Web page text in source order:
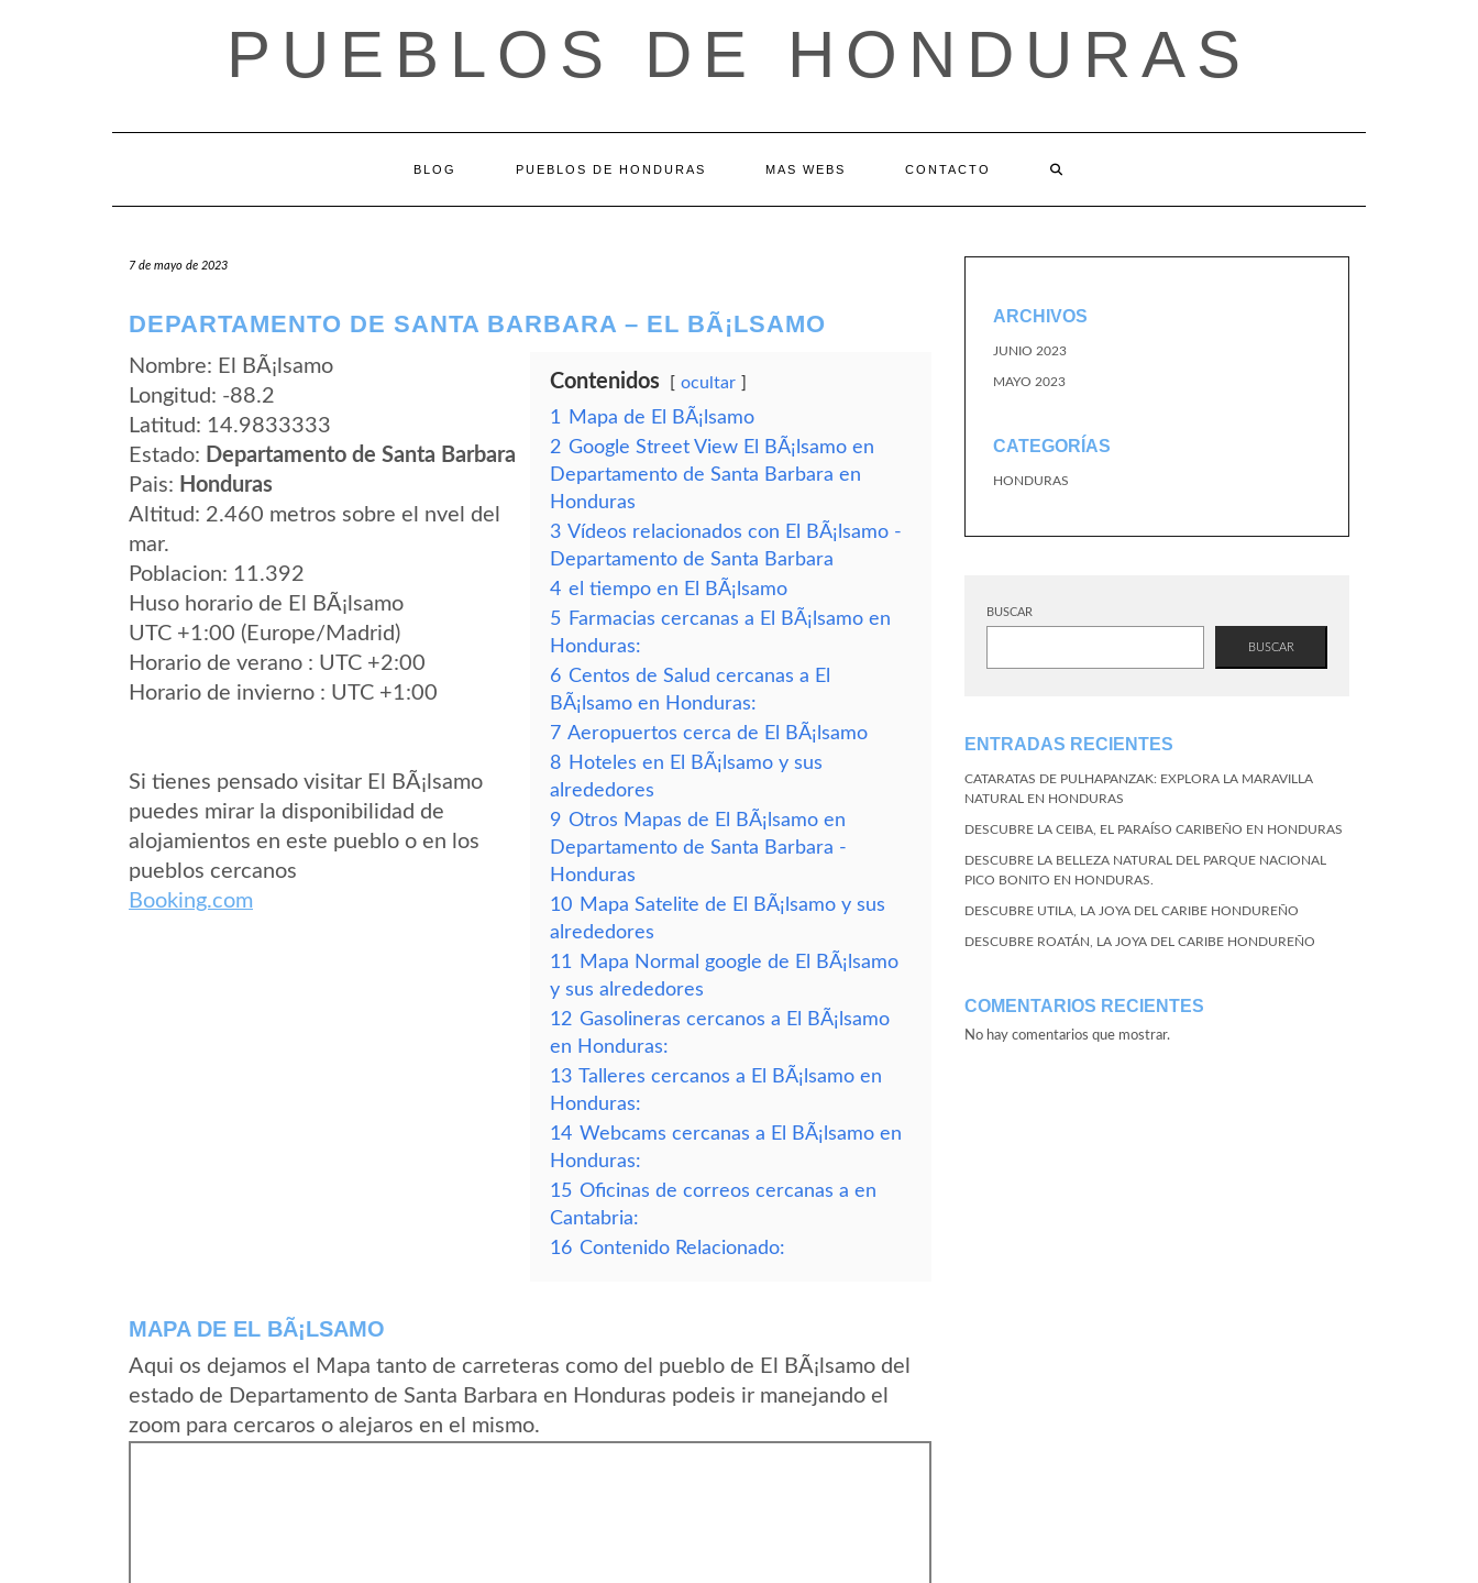
PUEBLOS DE HONDURAS
BLOG PUEBLOS DE HONDURAS MAS WEBS CONTACTO
7 de mayo de 2023
DEPARTAMENTO DE SANTA BARBARA – EL BÃ¡LSAMO
Nombre: El BÃ¡lsamo
Longitud: -88.2
Latitud: 14.9833333
Estado: Departamento de Santa Barbara
Pais: Honduras
Altitud: 2.460 metros sobre el nvel del
mar.
Poblacion: 11.392
Huso horario de El BÃ¡lsamo
UTC +1:00 (Europe/Madrid)
Horario de verano : UTC +2:00
Horario de invierno : UTC +1:00
Si tienes pensado visitar El BÃ¡lsamo
puedes mirar la disponibilidad de
alojamientos en este pueblo o en los
pueblos cercanos
Booking.com
Contenidos ocultar
1
Mapa de El BÃ¡lsamo
2 Google Street View El BÃ¡lsamo en
Departamento de Santa Barbara en
Honduras
3 Vídeos relacionados con El BÃ¡lsamo -
Departamento de Santa Barbara
4 el tiempo en El BÃ¡lsamo
5 Farmacias cercanas a El BÃ¡lsamo en
Honduras:
6 Centos de Salud cercanas a El
BÃ¡lsamo en Honduras:
7 Aeropuertos cerca de El BÃ¡lsamo
8 Hoteles en El BÃ¡lsamo y sus
alrededores
9 Otros Mapas de El BÃ¡lsamo en
Departamento de Santa Barbara -
Honduras
10 Mapa Satelite de El BÃ¡lsamo y sus
alrededores
11
Mapa Normal google de El BÃ¡lsamo
y sus alrededores
12 Gasolineras cercanos a El BÃ¡lsamo
en Honduras:
13 Talleres cercanos a El BÃ¡lsamo en
Honduras:
14 Webcams cercanas a El BÃ¡lsamo en
Honduras:
15 Oficinas de correos cercanas a en
Cantabria:
16 Contenido Relacionado:
MAPA DE EL BÃ¡LSAMO
Aqui os dejamos el Mapa tanto de carreteras como del pueblo de El BÃ¡lsamo del
estado de Departamento de Santa Barbara en Honduras podeis ir manejando el
zoom para cercaros o alejaros en el mismo.
ARCHIVOS
JUNIO 2023
MAYO 2023
CATEGORÍAS
HONDURAS
BUSCAR
BUSCAR
ENTRADAS RECIENTES
CATARATAS DE PULHAPANZAK: EXPLORA LA MARAVILLA
NATURAL EN HONDURAS
DESCUBRE LA CEIBA, EL PARAÍSO CARIBEÑO EN HONDURAS
DESCUBRE LA BELLEZA NATURAL DEL PARQUE NACIONAL
PICO BONITO EN HONDURAS.
DESCUBRE UTILA, LA JOYA DEL CARIBE HONDUREÑO
DESCUBRE ROATÁN, LA JOYA DEL CARIBE HONDUREÑO
COMENTARIOS RECIENTES
No hay comentarios que mostrar.